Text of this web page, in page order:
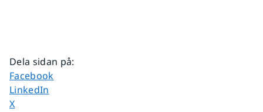
Dela sidan på:
Dela sidan på
Facebook
Dela sidan på
LinkedIn
Dela sidan på
X